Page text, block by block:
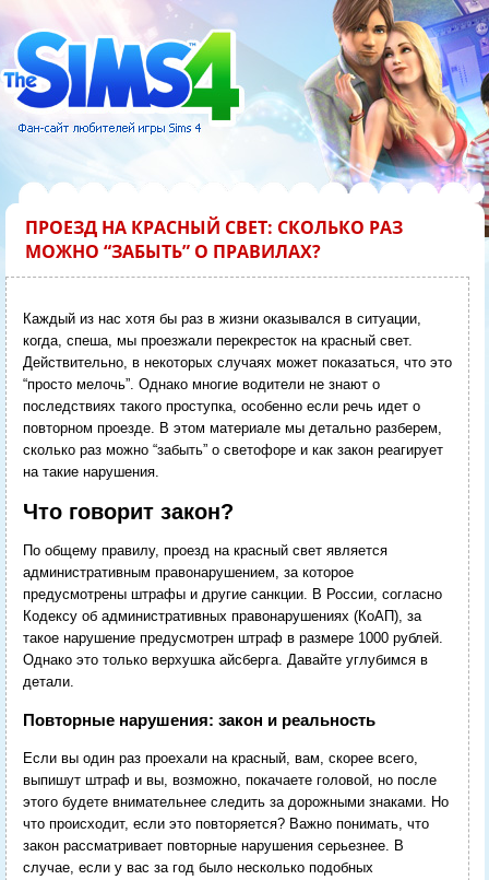
ПРОЕЗД НА КРАСНЫЙ СВЕТ: СКОЛЬКО РАЗ
МОЖНО “ЗАБЫТЬ” О ПРАВИЛАХ?
Каждый из нас хотя бы раз в жизни оказывался в ситуации,
когда, спеша, мы проезжали перекресток на красный свет.
Действительно, в некоторых случаях может показаться, что это
“просто мелочь”. Однако многие водители не знают о
последствиях такого проступка, особенно если речь идет о
повторном проезде. В этом материале мы детально разберем,
сколько раз можно “забыть” о светофоре и как закон реагирует
на такие нарушения.
Что говорит закон?
По общему правилу, проезд на красный свет является
административным правонарушением, за которое
предусмотрены штрафы и другие санкции. В России, согласно
Кодексу об административных правонарушениях (КоАП), за
такое нарушение предусмотрен штраф в размере 1000 рублей.
Однако это только верхушка айсберга. Давайте углубимся в
детали.
Повторные нарушения: закон и реальность
Если вы один раз проехали на красный, вам, скорее всего,
выпишут штраф и вы, возможно, покачаете головой, но после
этого будете внимательнее следить за дорожными знаками. Но
что происходит, если это повторяется? Важно понимать, что
закон рассматривает повторные нарушения серьезнее. В
случае, если у вас за год было несколько подобных